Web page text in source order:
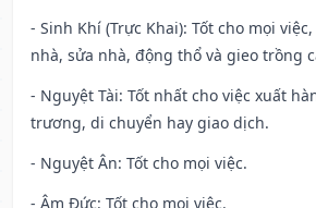
- Sinh Khí (Trực Khai): Tốt cho mọi
nhà, sửa nhà, động thổ và gieo trồng
- Nguyệt Tài: Tốt nhất cho việc xuất
trương, di chuyển hay giao dịch.
- Nguyệt Ân: Tốt cho mọi việc.
- Âm Đức: Tốt cho mọi việc.